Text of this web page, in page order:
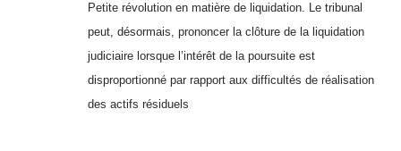
Petite révolution en matière de liquidation. Le tribunal
peut, désormais, prononcer la clôture de la liquidation
judiciaire lorsque l’intérêt de la poursuite est
disproportionné par rapport aux difficultés de réalisation
des actifs résiduels